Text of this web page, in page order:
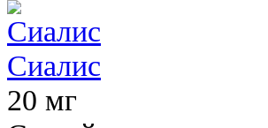
Сиалис
20 мг